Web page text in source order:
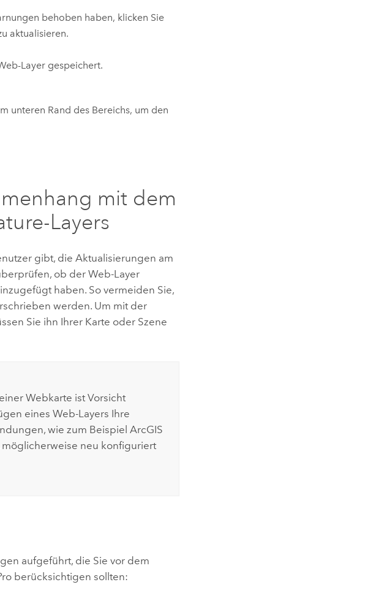
behoben haben, klicken Sie
aktualisieren.
Layer gespeichert.
unteren Rand des Bereichs, um den
mit dem
Layers
gibt, die Aktualisierungen am
ob der Web-Layer
haben. So vermeiden Sie,
werden. Um mit der
Sie ihn Ihrer Karte oder Szene
Webkarte ist Vorsicht
eines Web-Layers Ihre
wie zum Beispiel ArcGIS
neu konfiguriert
aufgeführt, die Sie vor dem
berücksichtigen sollten: